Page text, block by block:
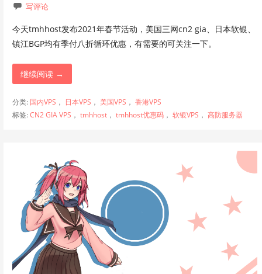
写评论
今天tmhhost发布2021年春节活动，美国三网cn2 gia、日本软银、
镇江BGP均有季付八折循环优惠，有需要的可关注一下。
继续阅读 →
分类: 国内VPS ， 日本VPS ， 美国VPS ， 香港VPS
标签:CN2 GIA VPS ， tmhhost， tmhhost优惠码， 软银VPS ， 高防服务器